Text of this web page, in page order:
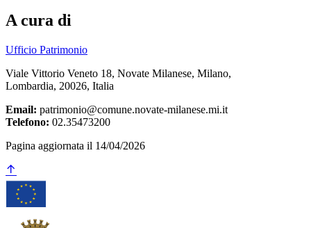
A cura di
Ufficio Patrimonio
Viale Vittorio Veneto 18, Novate Milanese, Milano,
Lombardia, 20026, Italia
Email: patrimonio@comune.novate-milanese.mi.it
Telefono: 02.35473200
Pagina aggiornata il 14/04/2026